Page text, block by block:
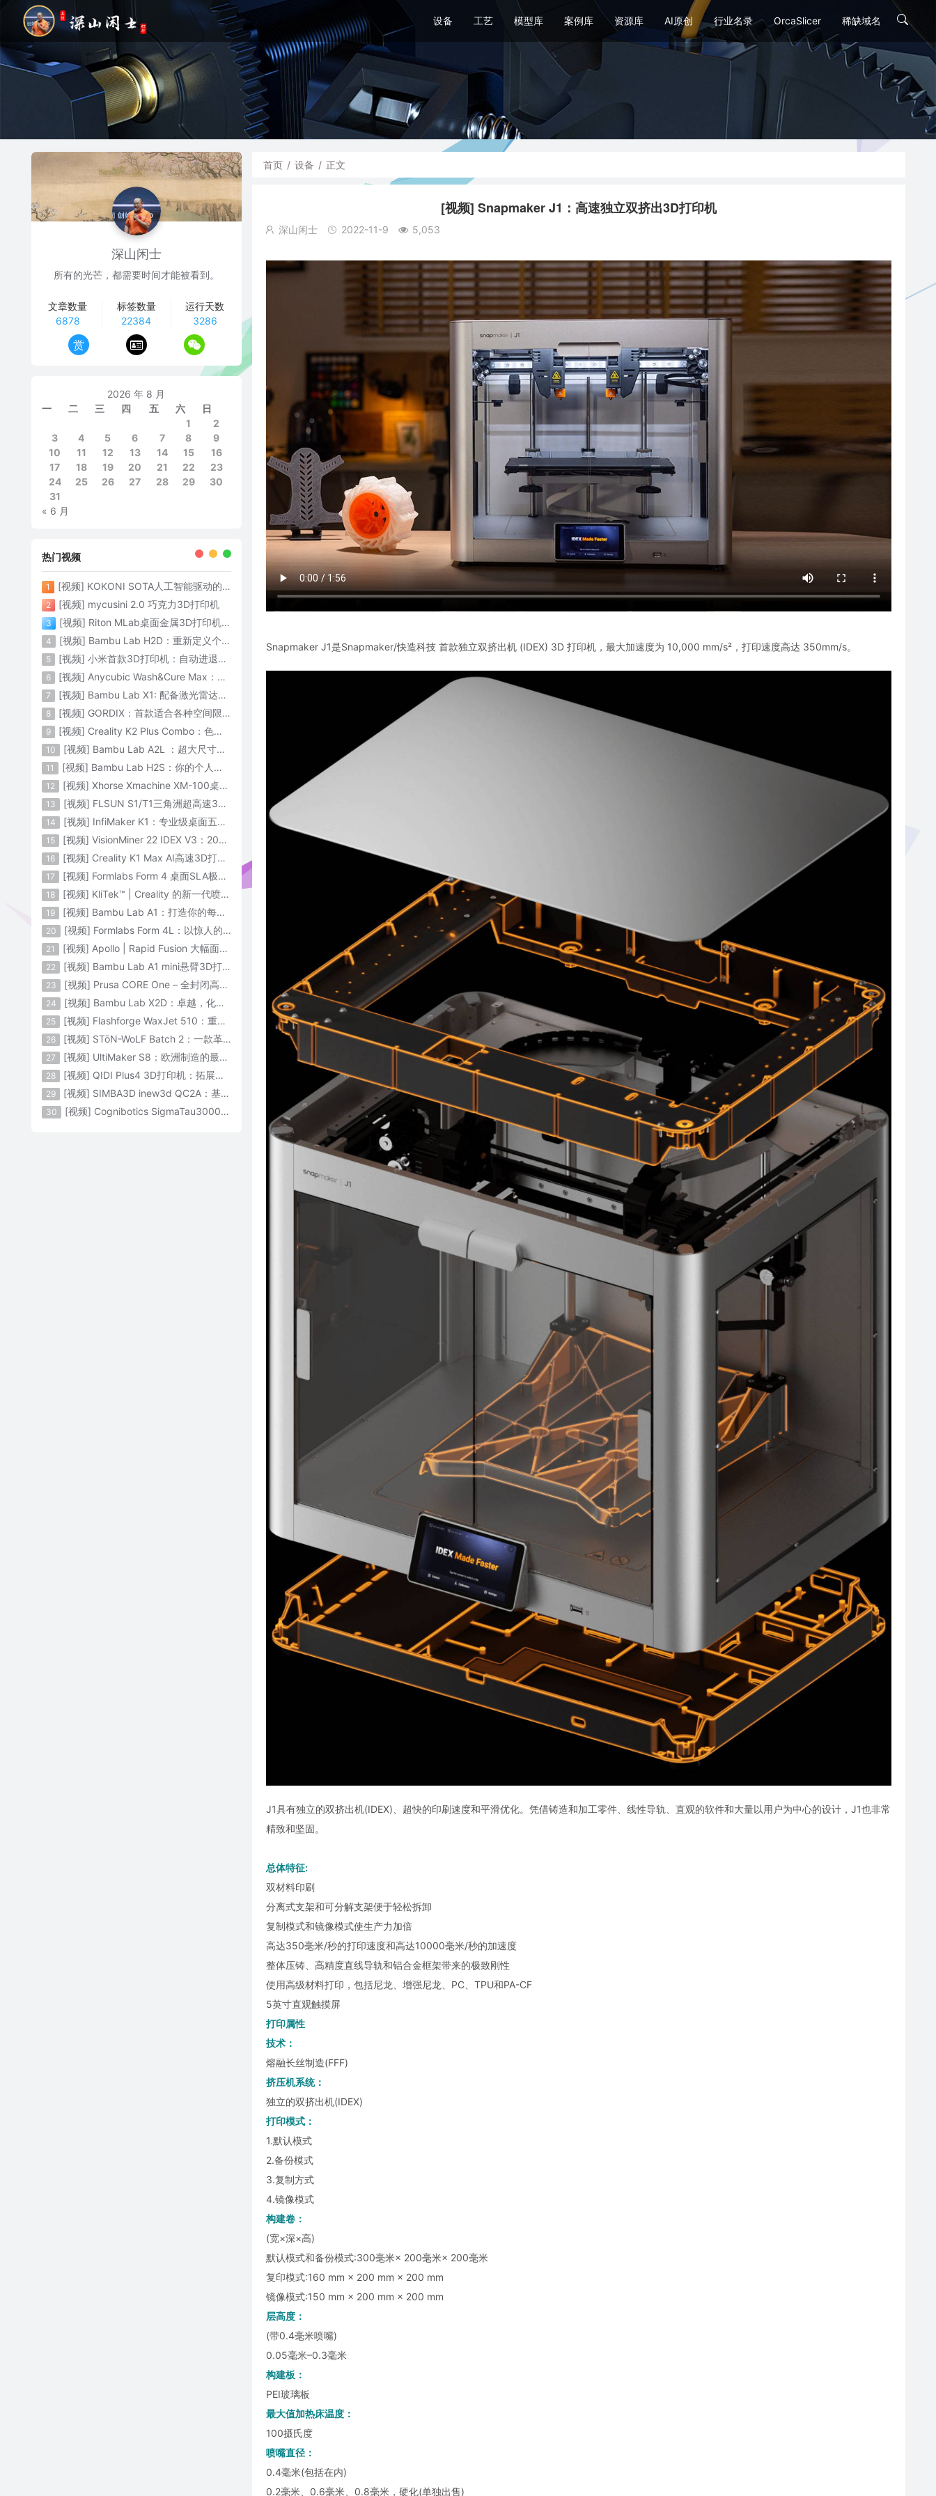
设备 工艺 模型库 案例库 资源库 AI原创 行业名录 OrcaSlicer 稀缺域名
首页 / 设备 / 正文
[视频] Snapmaker J1：高速独立双挤出3D打印机
深山闲士 2022-11-9 5,053
Snapmaker J1是Snapmaker/快造科技 首款独立双挤出机 (IDEX) 3D 打印机，最大加速度为 10,000 mm/s²，打印速度高达 350mm/s。
J1具有独立的双挤出机(IDEX)、超快的印刷速度和平滑优化。凭借铸造和加工零件、线性导轨、直观的软件和大量以用户为中心的设计，J1也非常
精致和坚固。
总体特征:
双材料印刷
分离式支架和可分解支架便于轻松拆卸
复制模式和镜像模式使生产力加倍
高达350毫米/秒的打印速度和高达10000毫米/秒的加速度
整体压铸、高精度直线导轨和铝合金框架带来的极致刚性
使用高级材料打印，包括尼龙、增强尼龙、PC、TPU和PA-CF
5英寸直观触摸屏
打印属性
技术：
熔融长丝制造(FFF)
挤压机系统：
独立的双挤出机(IDEX)
打印模式：
1.默认模式
2.备份模式
3.复制方式
4.镜像模式
构建卷：
(宽×深×高)
默认模式和备份模式:300毫米× 200毫米× 200毫米
复印模式:160 mm × 200 mm × 200 mm
镜像模式:150 mm × 200 mm × 200 mm
层高度：
(带0.4毫米喷嘴)
0.05毫米–0.3毫米
构建板：
PEI玻璃板
最大值加热床温度：
100摄氏度
喷嘴直径：
0.4毫米(包括在内)
0.2毫米、0.6毫米、0.8毫米，硬化(单独出售)
深山闲士
所有的光芒，都需要时间才能被看到。
文章数量
6878
标签数量
22384
运行天数
3286
赏
2026 年 8 月
一
二 三 四 五 六
日
1
2
3
4 5 6 7 8
9
10
11 12 13 14 15
16
17
18 19 20 21 22
23
24
25 26 27 28 29
30
31
« 6 月
热门视频
1 [视频] KOKONI SOTA人工智能驱动的3D打印革命 倒立打印600mm/s
2 [视频] mycusini 2.0 巧克力3D打印机
3 [视频] Riton MLab桌面金属3D打印机：体积小性能强大
4 [视频] Bambu Lab H2D：重新定义个人智造
5 [视频] 小米首款3D打印机：自动进退料、AI云切片、人脸拍照建模 3D玩家兴趣首选
6 [视频] Anycubic Wash&Cure Max：清洗+后固化二合一设备
7 [视频] Bambu Lab X1: 配备激光雷达和人工智能的CoreXY彩色3D打印机
8 [视频] GORDIX：首款适合各种空间限制的3合1便携式数控机床
9 [视频] Creality K2 Plus Combo：色彩与尺寸的史诗级飞跃
10 [视频] Bambu Lab A2L ：超大尺寸家用打印机 告别拆件 轻松一体成型
11 [视频] Bambu Lab H2S：你的个人智造中心
12 [视频] Xhorse Xmachine XM-100桌面级五轴CNC机床：卓越的精度和效率
13 [视频] FLSUN S1/T1三角洲超高速3D打印机 打印速度1200mm/s
14 [视频] InfiMaker K1：专业级桌面五轴数控机床
15 [视频] VisionMiner 22 IDEX V3：2024年最佳工程材料3D打印机
16 [视频] Creality K1 Max AI高速3D打印机：600mm/s打印速度 史诗般的飞跃
17 [视频] Formlabs Form 4 桌面SLA极速3D打印机 工业级打印质量
18 [视频] KliTek™ | Creality 的新一代喷嘴更换系统
19 [视频] Bambu Lab A1：打造你的每一份热爱
20 [视频] Formlabs Form 4L：以惊人的速度获得工业级部件
21 [视频] Apollo | Rapid Fusion 大幅面颗粒3D打印系统
22 [视频] Bambu Lab A1 mini悬臂3D打印机：让多色打印成为标配
23 [视频] Prusa CORE One – 全封闭高速CoreXY 3D打印机配备主动腔体温度控制
24 [视频] Bambu Lab X2D：卓越，化繁为简！
25 [视频] Flashforge WaxJet 510：重新定义精度 专为K金珠宝铸造而生
26 [视频] STōN-WoLF Batch 2：一款革命性的“飞行龙门架”3D打印机
27 [视频] UltiMaker S8：欧洲制造的最快的桌面双材料专业3D打印机
28 [视频] QIDI Plus4 3D打印机：拓展您的想象力
29 [视频] SIMBA3D inew3d QC2A：基于AI建模的桌面全彩色3D打印机
30 [视频] Cognibotics SigmaTau3000 轻型机器人：智能制造的未来